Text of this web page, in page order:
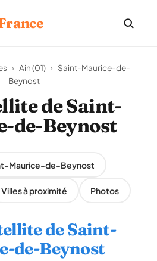
› Ain (01) › Saint-Maurice-de-
Beynost
de Saint-
de-Beynost
Maurice-de-Beynost
Villes à proximité Photos
de Saint-
de-Beynost